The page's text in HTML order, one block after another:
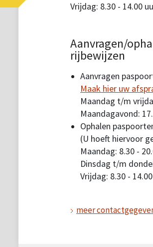
Vrijdag: 8.30 - 14.00
Aanvragen/
rijbewijzen
Aanvragen
Maak hier uw
Maandag t/m
Maandagavond:
Ophalen
(U hoeft hiervoor
Maandag: 8.30 -
Dinsdag t/m
Vrijdag: 8.30 -
meer